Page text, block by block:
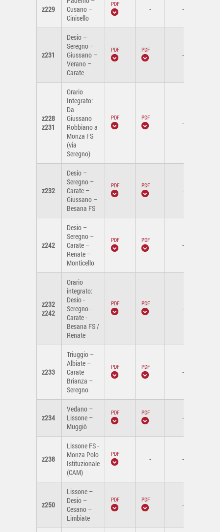
z229
Cusano –
Cinisello
- -
z231
Desio –
Seregno –
Giussano –
Verano –
Carate
-
z228
z231
Orario
Integrato:
Da
Giussano
Robbiano a
Monza FS
(via
Seregno)
-
z232
Desio –
Seregno –
Carate –
Giussano –
Besana FS
-
z242
Desio –
Seregno –
Carate –
Renate –
Monticello
-
z232
z242
Orario
integrato:
Desio -
Seregno -
Carate -
Besana FS /
Renate
-
z233
Triuggio –
Albiate –
Carate
Brianza –
Seregno
-
z234
Vedano –
Lissone –
Muggiò
-
z238
Lissone FS -
Monza Polo
Istituzionale
(CAM)
- -
z250
Lissone –
Desio –
Cesano –
Limbiate
-